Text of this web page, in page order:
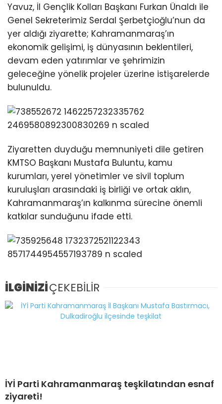
Yavuz, İl Gençlik Kolları Başkanı Furkan Ünaldı ile
Genel Sekreterimiz Serdal Şerbetçioğlu’nun da
yer aldığı ziyarette; Kahramanmaraş’ın
ekonomik gelişimi, iş dünyasının beklentileri,
devam eden yatırımlar ve şehrimizin
geleceğine yönelik projeler üzerine istişarelerde
bulunuldu.
Ziyaretten duyduğu memnuniyeti dile getiren
KMTSO Başkanı Mustafa Buluntu, kamu
kurumları, yerel yönetimler ve sivil toplum
kuruluşları arasındaki iş birliği ve ortak aklın,
Kahramanmaraş’ın kalkınma sürecine önemli
katkılar sunduğunu ifade etti.
İLGİNİZİÇEKEBİLİR
İYİ Parti Kahramanmaraş teşkilatından esnaf
ziyareti!